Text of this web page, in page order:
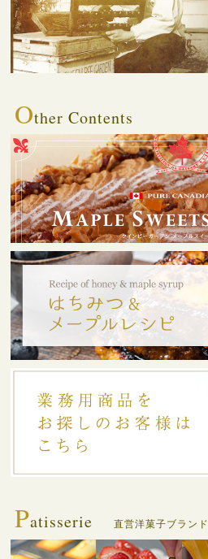
Other Contents
Patisserie 直営洋菓子ブランド